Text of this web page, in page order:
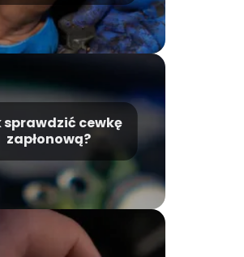
sprawdzić cewkę
zapłonową?